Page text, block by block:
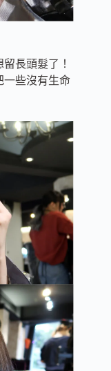
長頭髮了！
一些沒有生命